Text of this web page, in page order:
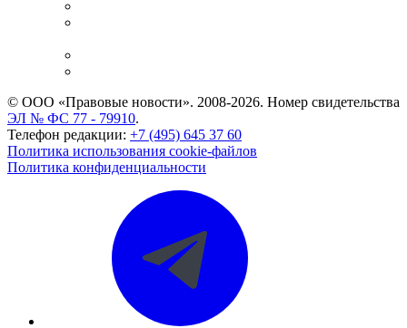
© ООО «Правовые новости». 2008-2026. Номер свидетельства
ЭЛ № ФС 77 - 79910.
Телефон редакции: +7 (495) 645 37 60
Политика использования cookie-файлов
Политика конфиденциальности